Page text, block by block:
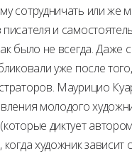
сотрудничать или же
и
было не всегда. Даже
уже после
Маурицио
молодого
диктует
когда художник зависит